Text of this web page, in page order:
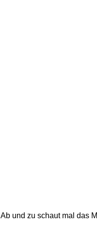
Ab und zu schaut mal das